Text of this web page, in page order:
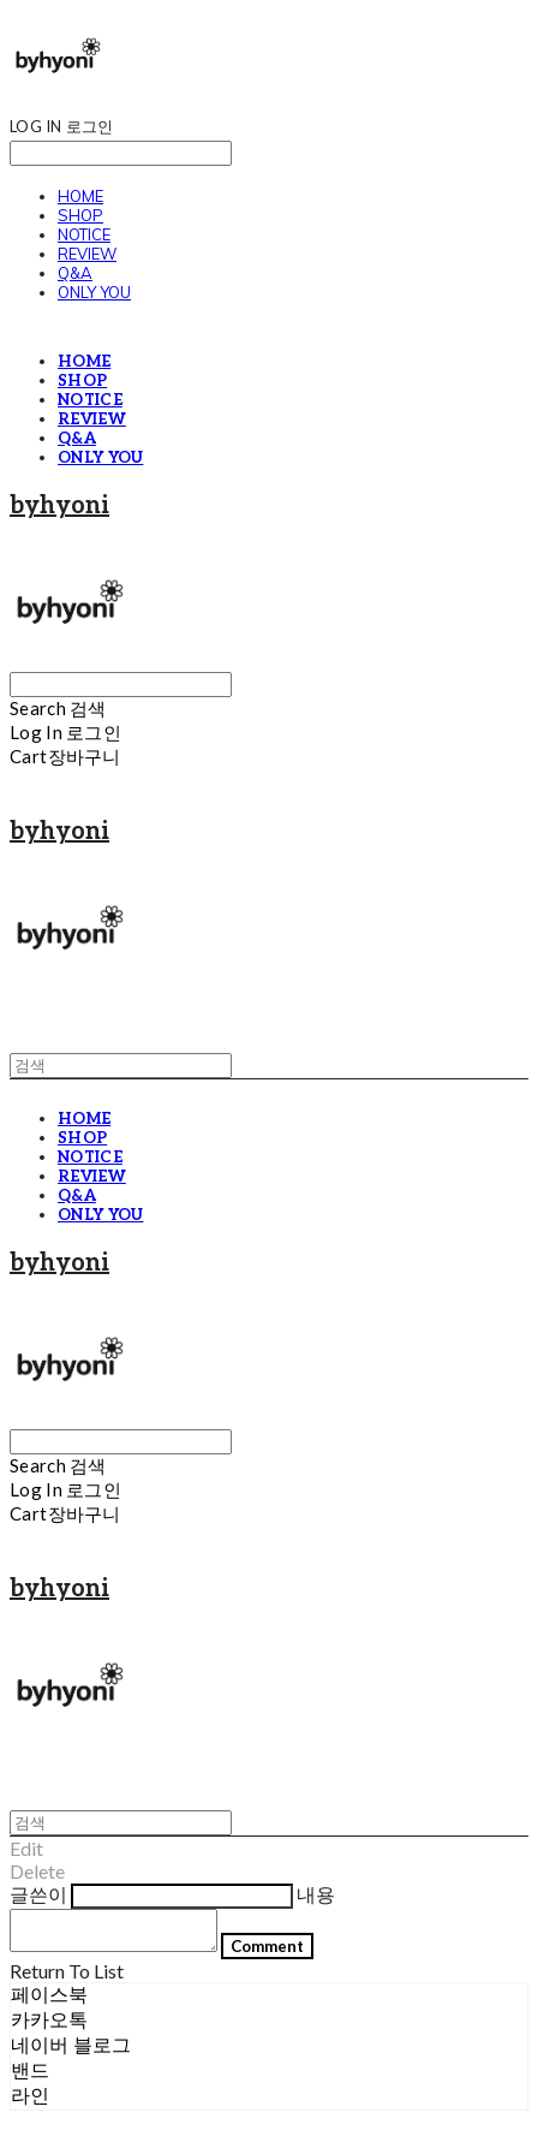
LOG IN 로그인
HOME
SHOP
NOTICE
REVIEW
Q&A
ONLY YOU
HOME
SHOP
NOTICE
REVIEW
Q&A
ONLY YOU
byhyoni
Search 검색
Log In 로그인
Cart장바구니
byhyoni
HOME
SHOP
NOTICE
REVIEW
Q&A
ONLY YOU
byhyoni
Search 검색
Log In 로그인
Cart장바구니
byhyoni
Edit
Delete
글쓴이
내용
Comment
Return To List
페이스북
카카오톡
네이버 블로그
밴드
라인